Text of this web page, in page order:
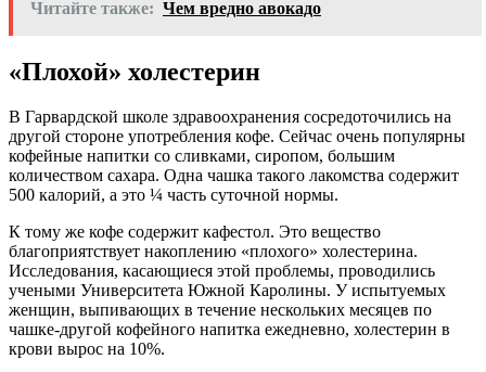
Читайте также: Чем вредно авокадо
«Плохой» холестерин
В Гарвардской школе здравоохранения сосредоточились на
другой стороне употребления кофе. Сейчас очень популярны
кофейные напитки со сливками, сиропом, большим
количеством сахара. Одна чашка такого лакомства содержит
500 калорий, а это ¼ часть суточной нормы.
К тому же кофе содержит кафестол. Это вещество
благоприятствует накоплению «плохого» холестерина.
Исследования, касающиеся этой проблемы, проводились
учеными Университета Южной Каролины. У испытуемых
женщин, выпивающих в течение нескольких месяцев по
чашке-другой кофейного напитка ежедневно, холестерин в
крови вырос на 10%.